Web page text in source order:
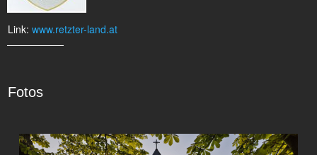
Link: www.retzter-land.at
Fotos